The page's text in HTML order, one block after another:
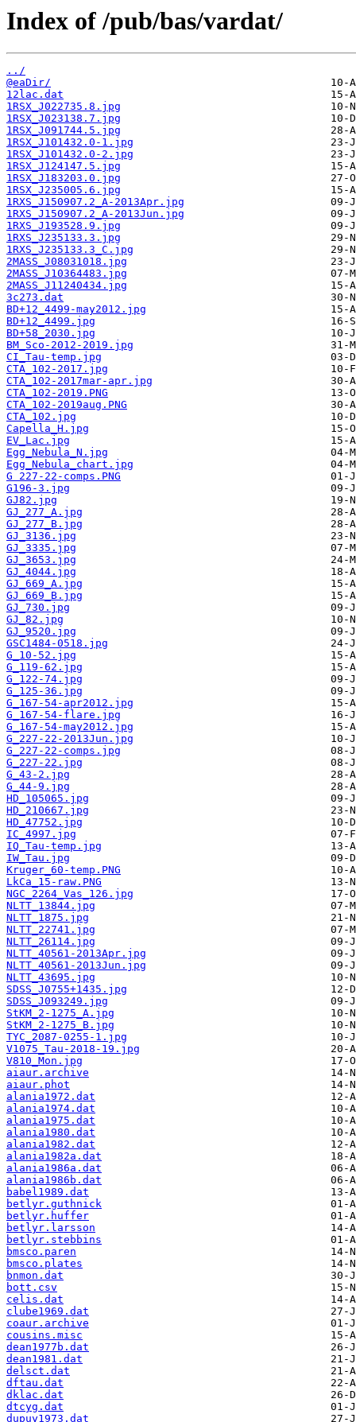
Index of /pub/bas/vardat/
../
@eaDir/
12lac.dat
1RSX_J022735.8.jpg
1RSX_J023138.7.jpg
1RSX_J091744.5.jpg
1RSX_J101432.0-1.jpg
1RSX_J101432.0-2.jpg
1RSX_J124147.5.jpg
1RSX_J183203.0.jpg
1RSX_J235005.6.jpg
1RXS_J150907.2_A-2013Apr.jpg
1RXS_J150907.2_A-2013Jun.jpg
1RXS_J193528.9.jpg
1RXS_J235133.3.jpg
1RXS_J235133.3_C.jpg
2MASS_J08031018.jpg
2MASS_J10364483.jpg
2MASS_J11240434.jpg
3c273.dat
BD+12_4499-may2012.jpg
BD+12_4499.jpg
BD+58_2030.jpg
BM_Sco-2012-2019.jpg
CI_Tau-temp.jpg
CTA_102-2017.jpg
CTA_102-2017mar-apr.jpg
CTA_102-2019.PNG
CTA_102-2019aug.PNG
CTA_102.jpg
Capella_H.jpg
EV_Lac.jpg
Egg_Nebula_N.jpg
Egg_Nebula_chart.jpg
G 227-22-comps.PNG
G196-3.jpg
GJ82.jpg
GJ_277_A.jpg
GJ_277_B.jpg
GJ_3136.jpg
GJ_3335.jpg
GJ_3653.jpg
GJ_4044.jpg
GJ_669_A.jpg
GJ_669_B.jpg
GJ_730.jpg
GJ_82.jpg
GJ_9520.jpg
GSC1484-0518.jpg
G_10-52.jpg
G_119-62.jpg
G_122-74.jpg
G_125-36.jpg
G_167-54-apr2012.jpg
G_167-54-flare.jpg
G_167-54-may2012.jpg
G_227-22-2013Jun.jpg
G_227-22-comps.jpg
G_227-22.jpg
G_43-2.jpg
G_44-9.jpg
HD_105065.jpg
HD_210667.jpg
HD_47752.jpg
IC_4997.jpg
IQ_Tau-temp.jpg
IW_Tau.jpg
Kruger_60-temp.PNG
LkCa_15-raw.PNG
NGC_2264_Vas_126.jpg
NLTT_13844.jpg
NLTT_1875.jpg
NLTT_22741.jpg
NLTT_26114.jpg
NLTT_40561-2013Apr.jpg
NLTT_40561-2013Jun.jpg
NLTT_43695.jpg
SDSS_J0755+1435.jpg
SDSS_J093249.jpg
StKM_2-1275_A.jpg
StKM_2-1275_B.jpg
TYC_2087-0255-1.jpg
V1075_Tau-2018-19.jpg
V810_Mon.jpg
aiaur.archive
aiaur.phot
alania1972.dat
alania1974.dat
alania1975.dat
alania1980.dat
alania1982.dat
alania1982a.dat
alania1986a.dat
alania1986b.dat
babel1989.dat
betlyr.guthnick
betlyr.huffer
betlyr.larsson
betlyr.stebbins
bmsco.paren
bmsco.plates
bnmon.dat
bott.csv
celis.dat
clube1969.dat
coaur.archive
cousins.misc
dean1977b.dat
dean1981.dat
delsct.dat
dftau.dat
dklac.dat
dtcyg.dat
dupuy1973.dat